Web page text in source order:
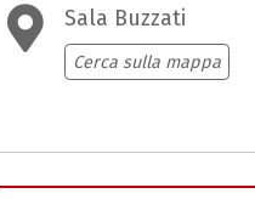
Sala Buzzati
Cerca sulla mappa